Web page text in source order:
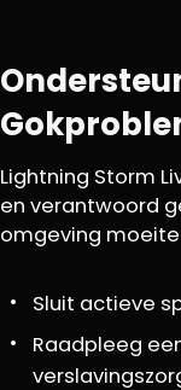
Lightning Storm
en verantwoord
omgeving
Sluit actieve
Raadpleeg